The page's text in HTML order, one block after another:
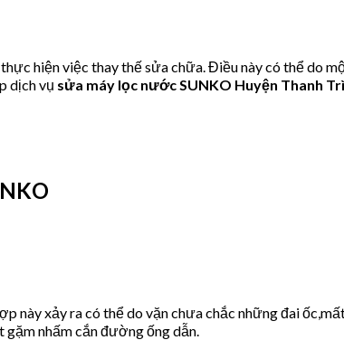
hiện việc thay thế sửa chữa. Điều này có thể do
dịch vụ sửa máy lọc nước SUNKO Huyện Thanh Trì
xảy ra có thể do vặn chưa chắc những đai
nhấm cắn đường ống dẫn.